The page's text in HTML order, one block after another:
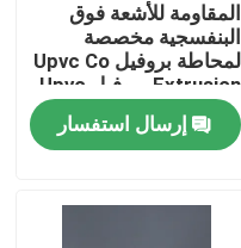
المقاومة للأشعة فوق
البنفسجية مخصصة
لمحاطة بروفيل Upvc Co
Extrusion بروفيل Upvc
للنافذة
إرسال استفسار